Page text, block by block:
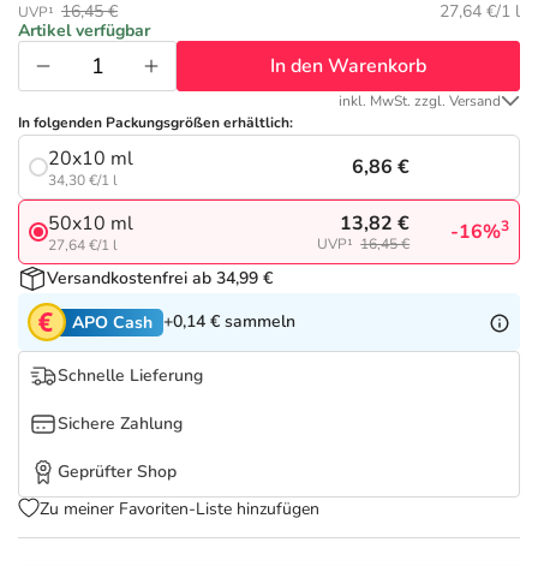
Tierapotheke
Vitamine & Mineralstoffe
Marken
Salus Deals
UVP¹ 16,45 € Grundpreis:
27,64 €/1 l
Artikel verfügbar
In den Warenkorb
inkl. MwSt. zzgl. Versand
In folgenden Packungsgrößen erhältlich:
20x10 ml
34,30 €/1 l
6,86 €
50x10 ml
27,64 €/1 l
13,82 €
UVP¹ 16,45 € -16%3
Versandkostenfrei ab 34,99 €
APO Cash +0,14 € sammeln
Schnelle Lieferung
Sichere Zahlung
Geprüfter Shop
Zu meiner Favoriten-Liste hinzufügen